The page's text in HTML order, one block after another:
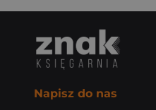
Napisz do nas